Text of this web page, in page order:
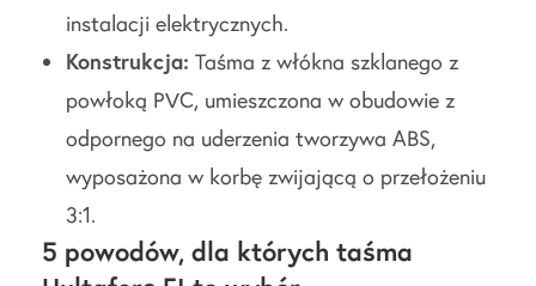
instalacji elektrycznych.
Konstrukcja: Taśma z włókna szklanego z
powłoką PVC, umieszczona w obudowie z
odpornego na uderzenia tworzywa ABS,
wyposażona w korbę zwijającą o przełożeniu
3:1.
5 powodów, dla których taśma